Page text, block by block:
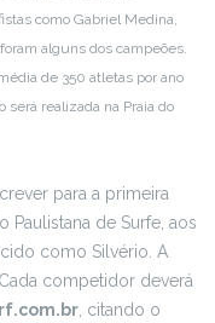
como Gabriel Medina,
alguns dos campeões.
de 350 atletas por ano
será realizada na Praia do
para a primeira
Paulistana de Surfe, aos
como Silvério. A
competidor deverá
, citando o